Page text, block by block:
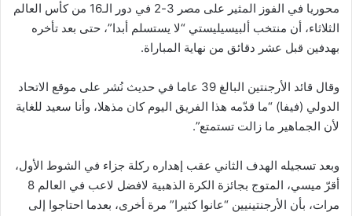
محوريا في الفوز المثير على مصر 3-2 في دور الـ16 من كأس العالم
الثلاثاء، أن منتخب ألبيسيليستي “لا يستسلم أبدا”، حتى بعد تأخره
بهدفين قبل عشر دقائق من نهاية المباراة.
وقال قائد الأرجنتين البالغ 39 عاما في حديث نُشر على موقع الاتحاد
الدولي (فيفا) “ما قدّمه هذا الفريق اليوم كان مذهلا، وأنا سعيد للغاية
لأن الجماهير ما زالت تستمتع”.
وبعد تسجيله الهدف الثاني عقب إهداره ركلة جزاء في الشوط الأول،
أقرّ ميسي، المتوج بجائزة الكرة الذهبية لافضل لاعب في العالم 8
مرات، بأن الأرجنتينيين “عانوا كثيرا” مرة أخرى، بعدما احتاجوا إلى